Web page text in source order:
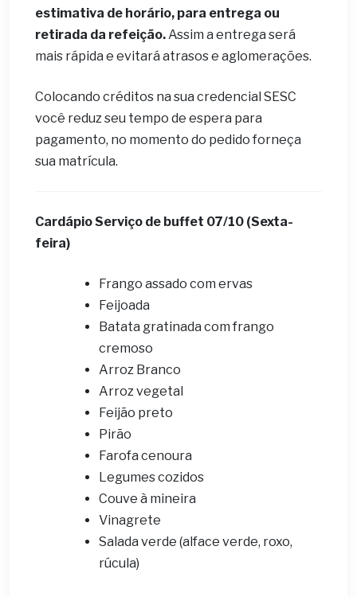
estimativa de horário, para entrega ou
retirada da refeição.Assim a entrega será
mais rápida e evitará atrasos e aglomerações.
Colocando créditos na sua credencial SESC
você reduz seu tempo de espera para
pagamento, no momento do pedido forneça
sua matrícula.
Cardápio ​Serviço de buffet 07/10 (Sexta-
feira)
Frango assado com ervas
Feijoada
Batata gratinada com frango
cremoso
Arroz Branco
Arroz vegetal
Feijão preto
Pirão
Farofa cenoura
Legumes cozidos
Couve à mineira
Vinagrete
Salada verde (alface verde, roxo,
rúcula)